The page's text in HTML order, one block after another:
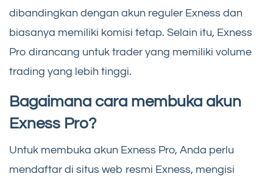
dibandingkan dengan akun reguler Exness dan
biasanya memiliki komisi tetap. Selain itu, Exness
Pro dirancang untuk trader yang memiliki volume
trading yang lebih tinggi.
Bagaimana cara membuka akun
Exness Pro?
Untuk membuka akun Exness Pro, Anda perlu
mendaftar di situs web resmi Exness, mengisi